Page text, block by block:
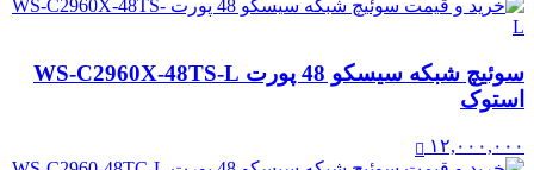
سوئیچ شبکه سیسکو 48 پورت WS-C2960X-48TS-L
استوک
۱۲,۰۰۰,۰۰۰